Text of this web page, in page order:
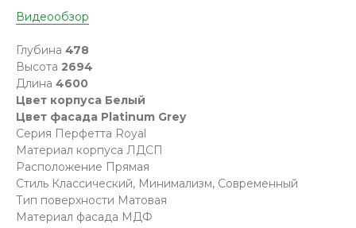
Видеообзор
Глубина 478
Высота 2694
Длина 4600
Цвет корпуса Белый
Цвет фасада Platinum Grey
Серия Перфетта Royal
Материал корпуса ЛДСП
Расположение Прямая
Стиль Классический, Минимализм, Современный
Тип поверхности Матовая
Материал фасада МДФ